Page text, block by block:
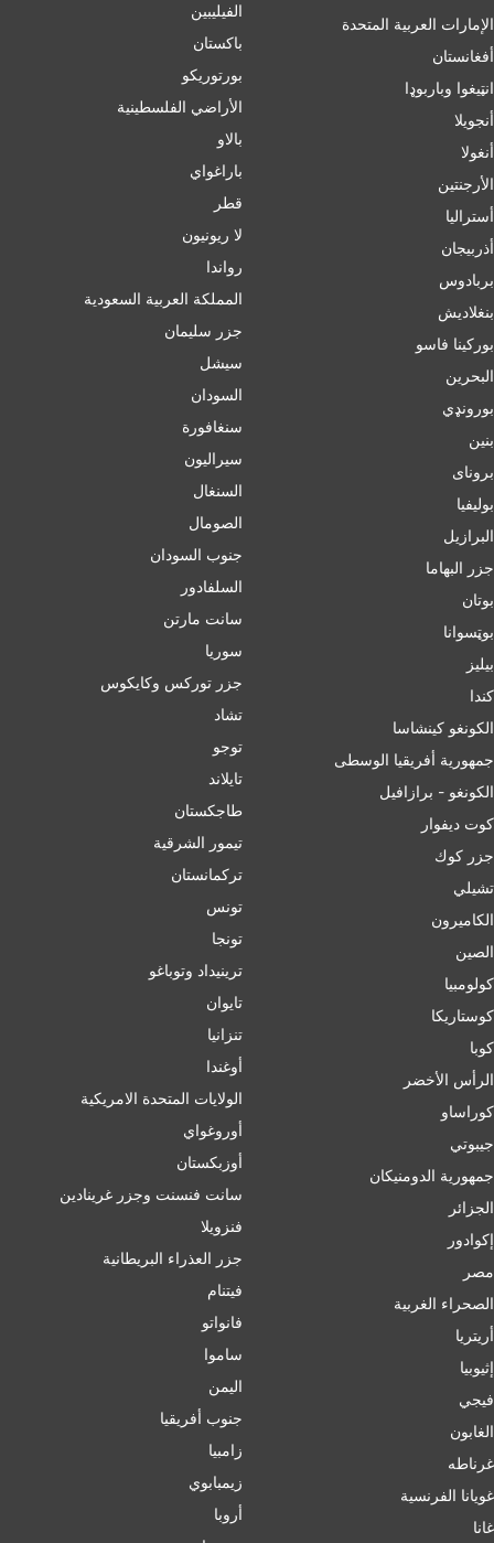
الإمارات العربية المتحدة
أفغانستان
انټیغوا وباربوډا
أنجويلا
أنغولا
الأرجنتين
أسترالیا
أذربيجان
بربادوس
بنغلاديش
بورکینا فاسو
البحرين
بورونډي
بنين
برونای
بوليفيا
البرازيل
جزر البهاما
بوتان
بوټسوانا
بيليز
ﻛﻨﺪا
الكونغو كينشاسا
جمهورية أفريقيا الوسطى
الكونغو - برازافيل
كوت ديفوار
جزر كوك
تشيلي
الكاميرون
الصين
کولومبیا
كوستاريكا
كوبا
الرأس الأخضر
كوراساو
جيبوتي
جمهورية الدومنيكان
الجزائر
إكوادور
مصر
الصحراء الغربية
أريتريا
إثيوبيا
فيجي
الغابون
غرناطه
غويانا الفرنسية
غانا
الفيليبين
باكستان
بورتوريكو
الأراضي الفلسطينية
بالاو
باراغواي
قطر
لا ريونيون
رواندا
المملكة العربية السعودية
جزر سليمان
سيشل
السودان
سنغافورة
سيراليون
السنغال
الصومال
جنوب السودان
السلفادور
سانت مارتن
سوريا
جزر توركس وكايكوس
تشاد
توجو
تايلاند
طاجكستان
تيمور الشرقية
تركمانستان
تونس
تونجا
ترينيداد وتوباغو
تايوان
تنزانيا
أوغندا
الولايات المتحدة الامريكية
أوروغواي
أوزبكستان
سانت فنسنت وجزر غرينادين
فنزويلا
جزر العذراء البريطانية
فيتنام
فانواتو
ساموا
اليمن
جنوب أفريقيا
زامبيا
زيمبابوي
أروبا